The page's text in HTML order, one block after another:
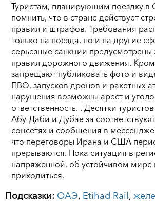
Туристам, планирующим поездку
помнить, что в стране действует
правил и штрафов. Требования
только на поезда, но и на другие
серьезные санкции
правил дорожного движения.
запрещают публиковать фото и
ПВО, запусков дронов и ракетных
нарушения возможны арест и
ответственность. . Десятки
Абу-Даби и Дубае за
соцсетях и сообщения в
что переговоры Ирана и США
прерываются. Пока ситуация в
напряженной, об устойчивом мире
приходиться.
Подсказки: ОАЭ, Etihad Rail ,